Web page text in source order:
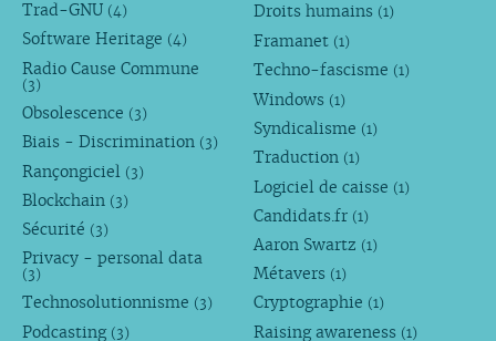
Trad-GNU (4)
Software Heritage (4)
Radio Cause Commune
(3)
Obsolescence (3)
Biais - Discrimination (3)
Rançongiciel (3)
Blockchain (3)
Sécurité (3)
Privacy - personal data
(3)
Technosolutionnisme (3)
Podcasting (3)
Droits humains (1)
Framanet (1)
Techno-fascisme (1)
Windows (1)
Syndicalisme (1)
Traduction (1)
Logiciel de caisse (1)
Candidats.fr (1)
Aaron Swartz (1)
Métavers (1)
Cryptographie (1)
Raising awareness (1)